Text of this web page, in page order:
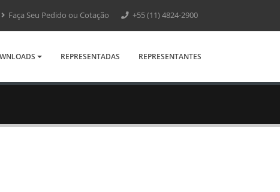
Faça Seu Pedido ou Cotação +55 (11) 4824-2900
REPRESENTADAS REPRESENTANTES